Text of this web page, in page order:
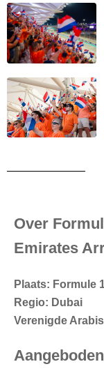
Over
Emirates
Plaats: Formule
Regio: Dubai
Verenigde